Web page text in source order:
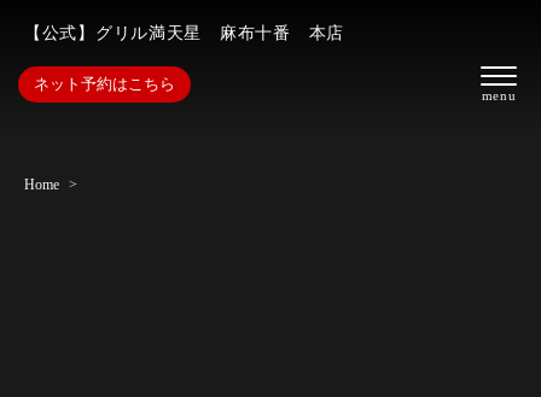
【公式】グリル満天星 麻布十番 本店
ネット予約はこちら
Home